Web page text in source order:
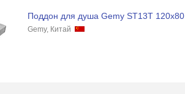
Поддон для душа Gemy ST13T 120x80
Gemy, Китай